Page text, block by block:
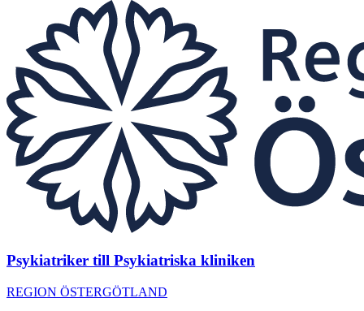
Psykiatriker till Psykiatriska kliniken
REGION ÖSTERGÖTLAND